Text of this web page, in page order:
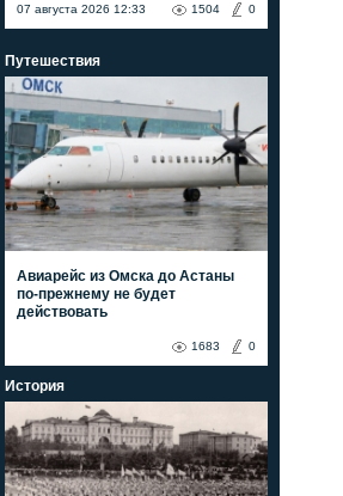
07 августа 2026 12:33 0
1504
Путешествия
Авиарейс из Омска до Астаны
по-прежнему не будет
действовать
0
1683
История